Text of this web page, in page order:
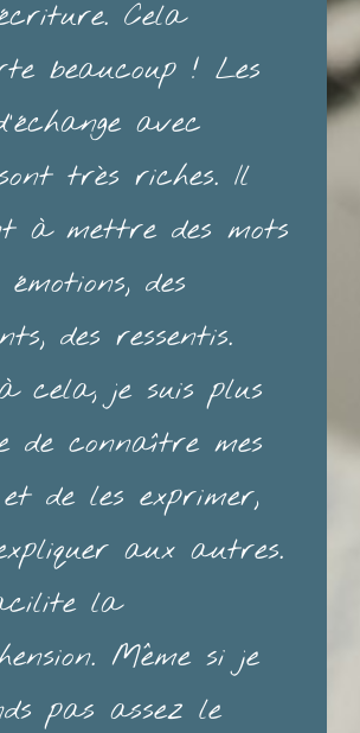
Cela
beaucoup ! Les
avec
très riches. Il
à mettre des mots
des
des ressentis.
cela, je suis plus
de connaître mes
et de les exprimer,
aux autres.
la
Même si je
pas assez le